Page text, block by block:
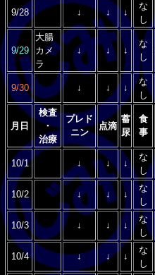
9/28 ↓ ↓ ↓
な
し
9/29
大腸
カメ
ラ
↓ ↓ ↓
な
し
9/30 ↓ ↓ ↓
な
し
月日
検査
・
治療
プレド
ニン
点滴
蓄
尿
食
事
10/1 ↓ ↓ ↓
な
し
10/2 ↓ ↓ ↓
な
し
10/3 ↓ ↓ ↓
な
し
10/4 ↓ ↓ ↓
な
し